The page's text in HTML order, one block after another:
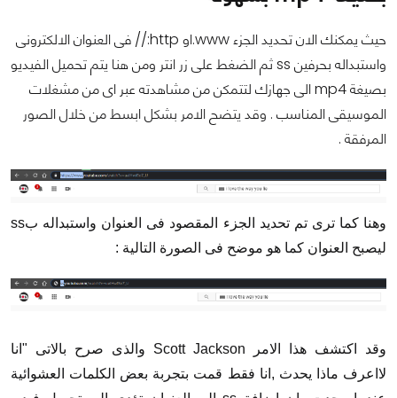
حيث يمكنك الان تحديد الجزء www.او http:// فى العنوان الالكترونى
واستبداله بحرفين ss ثم الضغط على زر انتر ومن هنا يتم تحميل الفيديو
بصيغة mp4 الى جهازك لتتمكن من مشاهدته عبر اى من مشغلات
الموسيقى المناسب . وقد يتضح الامر بشكل ابسط من خلال الصور
المرفقة .
وهنا كما ترى تم تحديد الجزء المقصود فى العنوان واستبداله بss
ليصبح العنوان كما هو موضح فى الصورة التالية :
وقد اكتشف هذا الامر Scott Jackson والذى صرح بالاتى "انا
لااعرف ماذا يحدث ,انا فقط قمت بتجربة بعض الكلمات العشوائية